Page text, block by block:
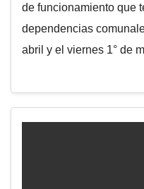
de funcionamiento que
dependencias
abril y el viernes 1° de